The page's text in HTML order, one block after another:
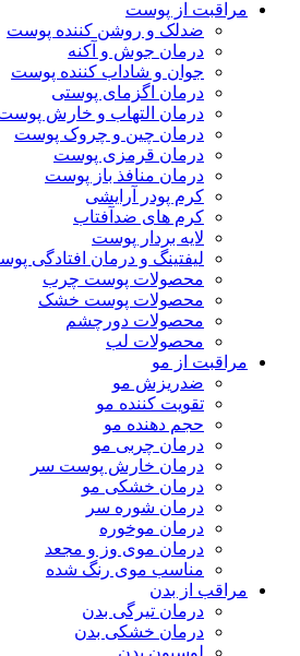
مراقبت از پوست
ضدلک و روشن کننده پوست
درمان جوش و آکنه
جوان و شاداب کننده پوست
درمان اگزمای پوستی
درمان التهاب و خارش
درمان چین و چروک پوست
درمان قرمزی پوست
درمان منافذ باز پوست
کرم پودر آرایشی
کرم های ضدآفتاب
لایه بردار پوست
لیفتینگ و درمان افتادگی
محصولات پوست چرب
محصولات پوست خشک
محصولات دورچشم
محصولات لب
مراقبت از مو
ضدریزش مو
تقویت کننده مو
حجم دهنده مو
درمان چربی مو
درمان خارش پوست سر
درمان خشکی مو
درمان شوره سر
درمان موخوره
درمان موی وز و مجعد
مناسب موی رنگ شده
مراقب از بدن
درمان تیرگی بدن
درمان خشکی بدن
لوسیون بدن